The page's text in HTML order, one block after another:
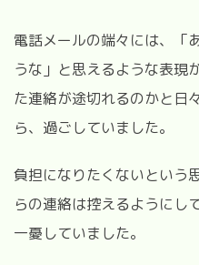
電話メールの端々には、「
うな」と思えるような表現
た連絡が途切れるのかと日
ら、過ごしていました。
負担になりたくないという
らの連絡は控えるようにし
一憂していました。